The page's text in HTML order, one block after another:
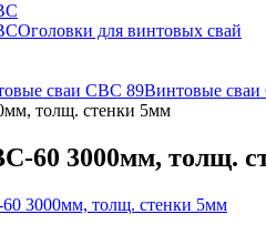
Оголовки для винтовых свай
сваи СВС 89Винтовые
толщ. стенки 5мм
60 3000мм, толщ.